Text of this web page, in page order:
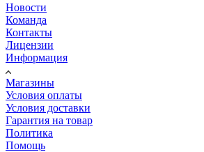
Новости
Команда
Контакты
Лицензии
Информация
Магазины
Условия оплаты
Условия доставки
Гарантия на товар
Политика
Помощь